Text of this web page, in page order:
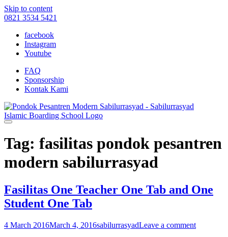
Skip to content
0821 3534 5421
facebook
Instagram
Youtube
FAQ
Sponsorship
Kontak Kami
Tag: fasilitas pondok pesantren
modern sabilurrasyad
Fasilitas One Teacher One Tab and One
Student One Tab
4 March 2016March 4, 2016sabilurrasyadLeave a comment